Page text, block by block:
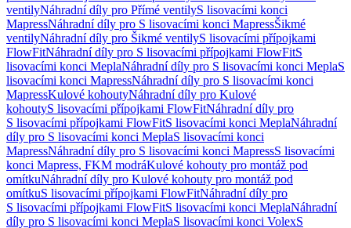
ventilyNáhradní díly pro Přímé ventilyS lisovacími konci
MapressNáhradní díly pro S lisovacími konci MapressŠikmé
ventilyNáhradní díly pro Šikmé ventilyS lisovacími přípojkami
FlowFitNáhradní díly pro S lisovacími přípojkami FlowFitS
lisovacími konci MeplaNáhradní díly pro S lisovacími konci MeplaS
lisovacími konci MapressNáhradní díly pro S lisovacími konci
MapressKulové kohoutyNáhradní díly pro Kulové
kohoutyS lisovacími přípojkami FlowFitNáhradní díly pro
S lisovacími přípojkami FlowFitS lisovacími konci MeplaNáhradní
díly pro S lisovacími konci MeplaS lisovacími konci
MapressNáhradní díly pro S lisovacími konci MapressS lisovacími
konci Mapress, FKM modráKulové kohouty pro montáž pod
omítkuNáhradní díly pro Kulové kohouty pro montáž pod
omítkuS lisovacími přípojkami FlowFitNáhradní díly pro
S lisovacími přípojkami FlowFitS lisovacími konci MeplaNáhradní
díly pro S lisovacími konci MeplaS lisovacími konci VolexS